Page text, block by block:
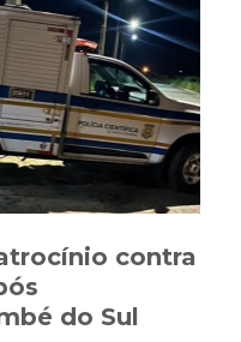
contra
do Sul